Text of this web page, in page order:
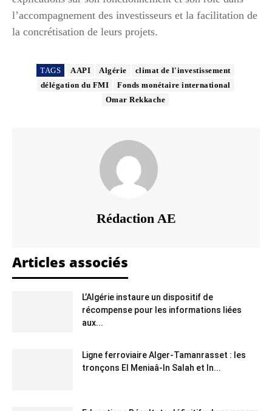
l’accompagnement des investisseurs et la facilitation de
la concrétisation de leurs projets.
TAGS AAPI Algérie
climat de l'investissement
délégation du FMI
Fonds monétaire international
Omar Rekkache
Rédaction AE
Articles associés
L’Algérie instaure un dispositif de
récompense pour les informations liées
aux...
Ligne ferroviaire Alger-Tamanrasset : les
tronçons El Meniaâ-In Salah et In...